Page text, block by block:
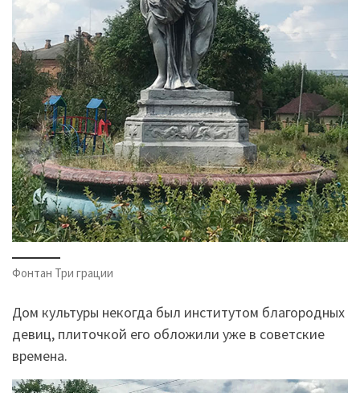
Фонтан Три грации
Дом культуры некогда был институтом благородных
девиц, плиточкой его обложили уже в советские
времена.